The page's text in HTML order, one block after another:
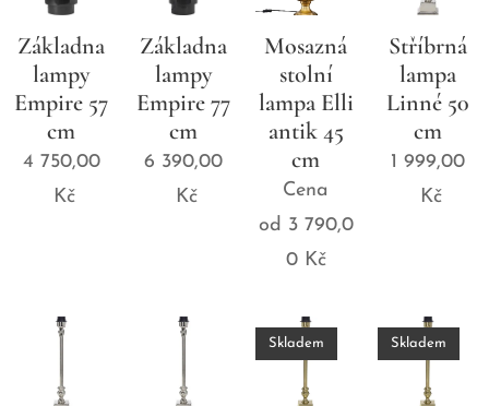
Základna
lampy
Empire 57
cm
4 750,00
Kč
Základna
lampy
Empire 77
cm
6 390,00
Kč
Mosazná
stolní
lampa Elli
antik 45
cm
Cena
od 3 790,0
0Kč
Stříbrná
lampa
Linné 50
cm
1 999,00
Kč
Skladem Skladem